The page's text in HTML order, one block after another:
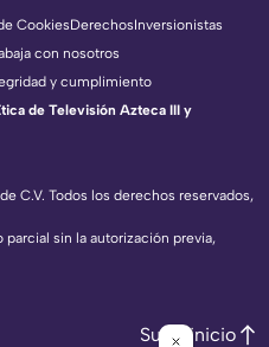
C.V. Todos los derechos reservados,
sin la autorización previa,
CookiesDerechosInversionistas
con nosotros
y cumplimiento
de Televisión Azteca III y
Subir inicio